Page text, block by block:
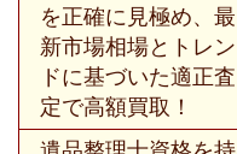
を正確に見極め、最
新市場相場とトレン
ドに基づいた適正査
定で高額買取！